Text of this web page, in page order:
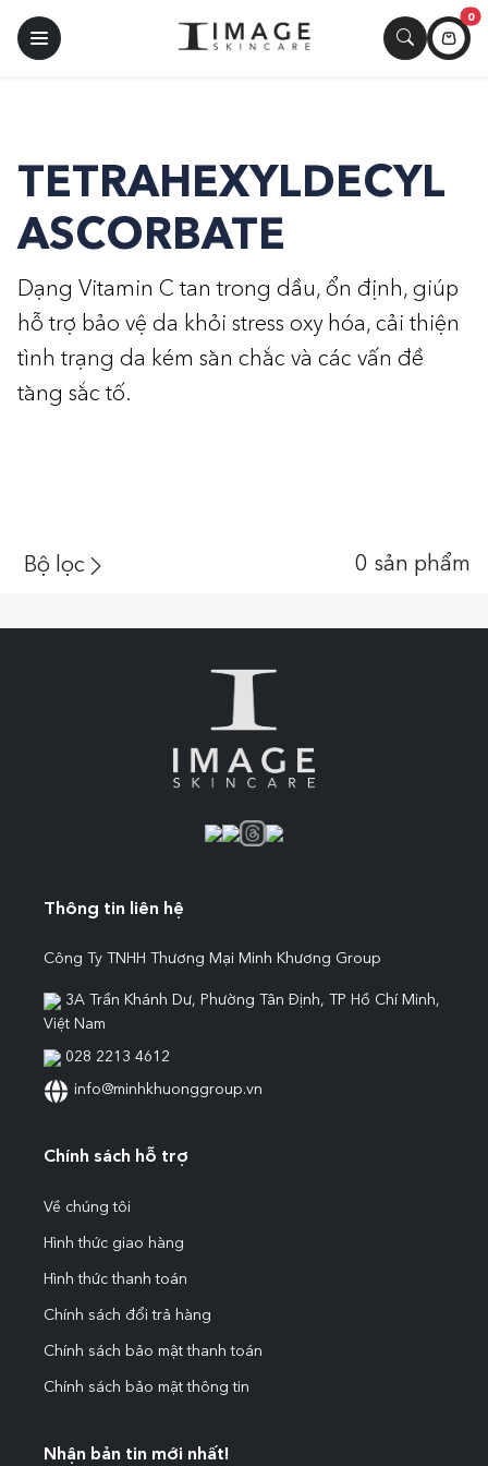
0
TETRAHEXYLDECYL
ASCORBATE
Dạng Vitamin C tan trong dầu, ổn định, giúp
hỗ trợ bảo vệ da khỏi stress oxy hóa, cải thiện
tình trạng da kém săn chắc và các vấn đề
tăng sắc tố.
Bộ lọc 0 sản phẩm
Thông tin liên hệ
Công Ty TNHH Thương Mại Minh Khương Group
3A Trần Khánh Dư, Phường Tân Định, TP Hồ Chí Minh,
Việt Nam
028 2213 4612
info@minhkhuonggroup.vn
Chính sách hỗ trợ
Về chúng tôi
Hình thức giao hàng
Hình thức thanh toán
Chính sách đổi trả hàng
Chính sách bảo mật thanh toán
Chính sách bảo mật thông tin
Nhận bản tin mới nhất!